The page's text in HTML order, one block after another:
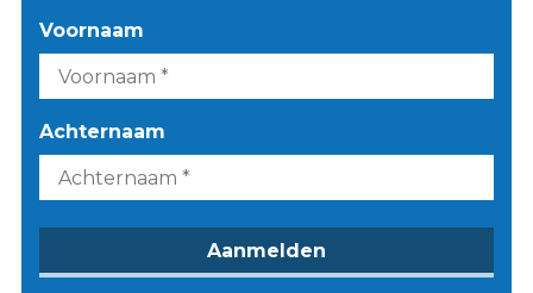
Voornaam
Achternaam